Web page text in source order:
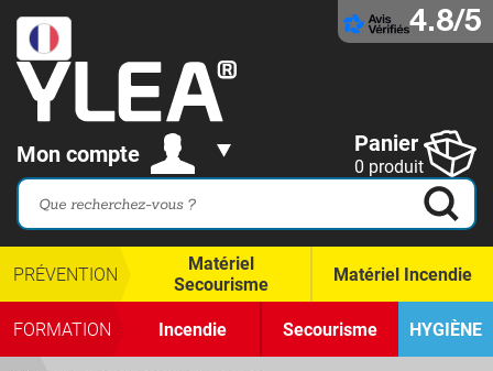
4.8/5
Mon compte Panier
0 produit
PRÉVENTION
Matériel
Secourisme
Matériel Incendie
FORMATION Incendie Secourisme HYGIÈNE